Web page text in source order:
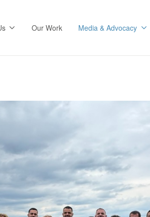
Our Work Media & Advocacy